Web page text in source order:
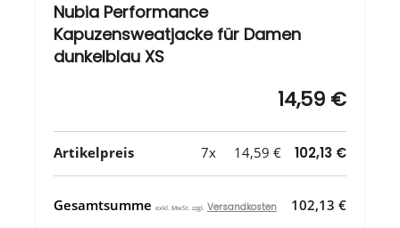
Nubia Performance
Kapuzensweatjacke für Damen
dunkelblau XS
14,59 €
Artikelpreis 7x 14,59 € 102,13 €
Gesamtsumme exkl. MwSt. zzgl. Versandkosten 102,13 €